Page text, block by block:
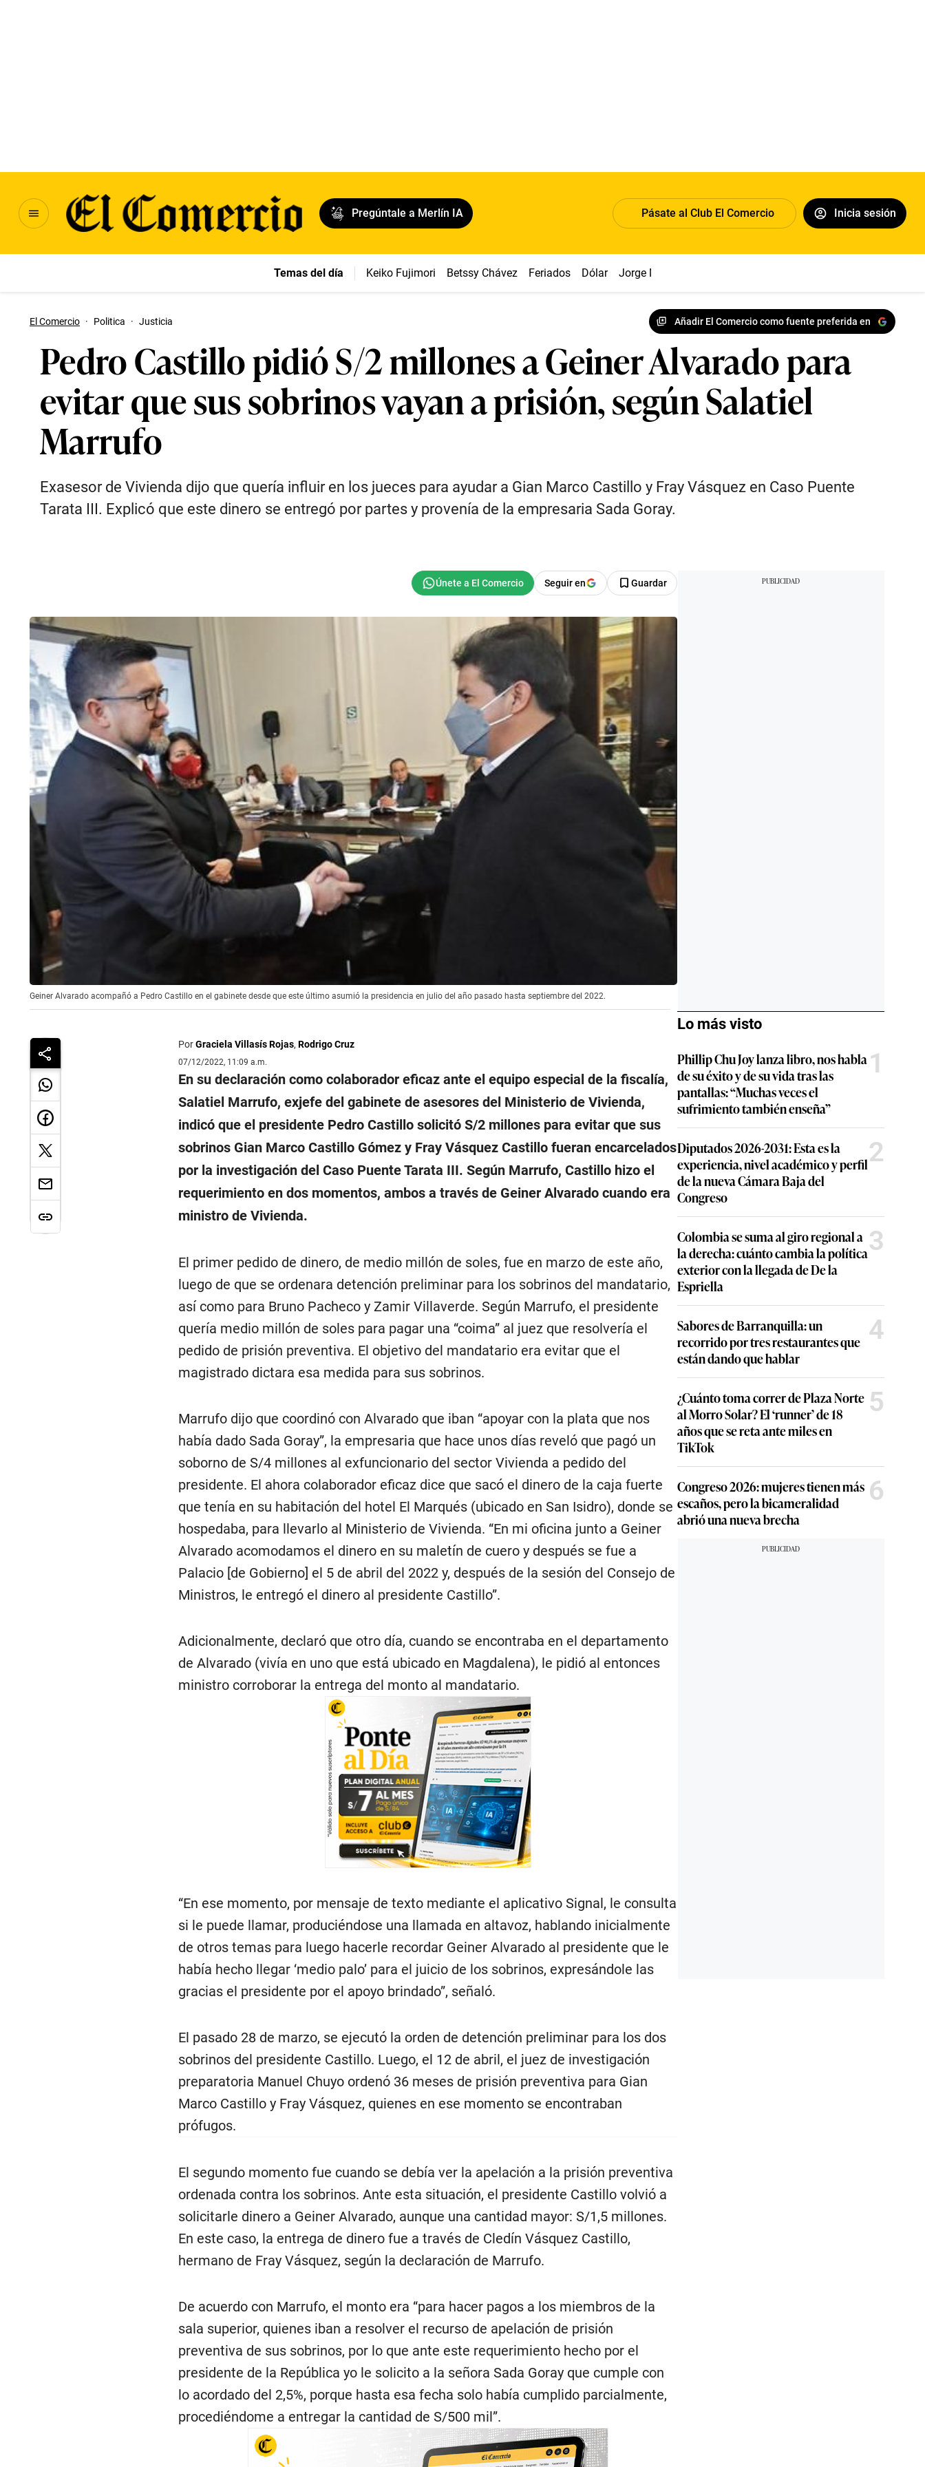
Pregúntale a Merlín IA Pásate al Club El Comercio Inicia sesión
Temas del día Keiko Fujimori Betssy Chávez Feriados Dólar Jorge Messi
El Comercio · Politica · Justicia Añadir El Comercio como fuente preferida en
Pedro Castillo pidió S/2 millones a Geiner Alvarado para
evitar que sus sobrinos vayan a prisión, según Salatiel
Marrufo
Exasesor de Vivienda dijo que quería influir en los jueces para ayudar a Gian Marco Castillo y Fray Vásquez en Caso Puente
Tarata III. Explicó que este dinero se entregó por partes y provenía de la empresaria Sada Goray.
Seguir en Guardar
Geiner Alvarado acompañó a Pedro Castillo en el gabinete desde que este último asumió la presidencia en julio del año pasado hasta septiembre del 2022.
PorGraciela Villasís Rojas, Rodrigo Cruz
07/12/2022, 11:09 a.m.
En su declaración como colaborador eficaz ante el equipo especial de la fiscalía,
Salatiel Marrufo, exjefe del gabinete de asesores del Ministerio de Vivienda,
indicó que el presidente Pedro Castillo solicitó S/2 millones para evitar que sus
sobrinos Gian Marco Castillo Gómez y Fray Vásquez Castillo fueran encarcelados
por la investigación del Caso Puente Tarata III. Según Marrufo, Castillo hizo el
requerimiento en dos momentos, ambos a través de Geiner Alvarado cuando era
ministro de Vivienda.
El primer pedido de dinero, de medio millón de soles, fue en marzo de este año,
luego de que se ordenara detención preliminar para los sobrinos del mandatario,
así como para Bruno Pacheco y Zamir Villaverde. Según Marrufo, el presidente
quería medio millón de soles para pagar una “coima” al juez que resolvería el
pedido de prisión preventiva. El objetivo del mandatario era evitar que el
magistrado dictara esa medida para sus sobrinos.
Marrufo dijo que coordinó con Alvarado que iban “apoyar con la plata que nos
había dado Sada Goray”, la empresaria que hace unos días reveló que pagó un
soborno de S/4 millones al exfuncionario del sector Vivienda a pedido del
presidente. El ahora colaborador eficaz dice que sacó el dinero de la caja fuerte
que tenía en su habitación del hotel El Marqués (ubicado en San Isidro), donde se
hospedaba, para llevarlo al Ministerio de Vivienda. “En mi oficina junto a Geiner
Alvarado acomodamos el dinero en su maletín de cuero y después se fue a
Palacio [de Gobierno] el 5 de abril del 2022 y, después de la sesión del Consejo de
Ministros, le entregó el dinero al presidente Castillo”.
Adicionalmente, declaró que otro día, cuando se encontraba en el departamento
de Alvarado (vivía en uno que está ubicado en Magdalena), le pidió al entonces
ministro corroborar la entrega del monto al mandatario.
“En ese momento, por mensaje de texto mediante el aplicativo Signal, le consulta
si le puede llamar, produciéndose una llamada en altavoz, hablando inicialmente
de otros temas para luego hacerle recordar Geiner Alvarado al presidente que le
había hecho llegar ‘medio palo’ para el juicio de los sobrinos, expresándole las
gracias el presidente por el apoyo brindado”, señaló.
El pasado 28 de marzo, se ejecutó la orden de detención preliminar para los dos
sobrinos del presidente Castillo. Luego, el 12 de abril, el juez de investigación
preparatoria Manuel Chuyo ordenó 36 meses de prisión preventiva para Gian
Marco Castillo y Fray Vásquez, quienes en ese momento se encontraban
prófugos.
El segundo momento fue cuando se debía ver la apelación a la prisión preventiva
ordenada contra los sobrinos. Ante esta situación, el presidente Castillo volvió a
solicitarle dinero a Geiner Alvarado, aunque una cantidad mayor: S/1,5 millones.
En este caso, la entrega de dinero fue a través de Cledín Vásquez Castillo,
hermano de Fray Vásquez, según la declaración de Marrufo.
De acuerdo con Marrufo, el monto era “para hacer pagos a los miembros de la
sala superior, quienes iban a resolver el recurso de apelación de prisión
preventiva de sus sobrinos, por lo que ante este requerimiento hecho por el
presidente de la República yo le solicito a la señora Sada Goray que cumple con
lo acordado del 2,5%, porque hasta esa fecha solo había cumplido parcialmente,
procediéndome a entregar la cantidad de S/500 mil”.
Lo más visto
Phillip Chu Joy lanza libro, nos habla
de su éxito y de su vida tras las
pantallas: “Muchas veces el
sufrimiento también enseña”
1
Diputados 2026-2031: Esta es la
experiencia, nivel académico y perfil
de la nueva Cámara Baja del
Congreso
2
Colombia se suma al giro regional a
la derecha: cuánto cambia la política
exterior con la llegada de De la
Espriella
3
Sabores de Barranquilla: un
recorrido por tres restaurantes que
están dando que hablar
4
¿Cuánto toma correr de Plaza Norte
al Morro Solar? El ‘runner’ de 18
años que se reta ante miles en
TikTok
5
Congreso 2026: mujeres tienen más
escaños, pero la bicameralidad
abrió una nueva brecha
6